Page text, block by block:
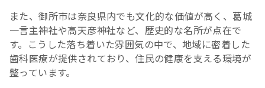
また、御所市は奈良県内でも文化的な価値が高く、葛城
一言主神社や高天彦神社など、歴史的な名所が点在で
す。こうした落ち着いた雰囲気の中で、地域に密着した
歯科医療が提供されており、住民の健康を支える環境が
整っています。